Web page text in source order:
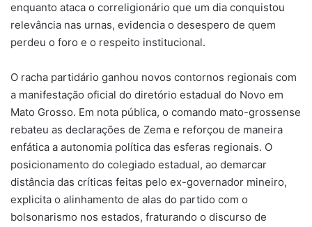
enquanto ataca o correligionário que um dia conquistou
relevância nas urnas, evidencia o desespero de quem
perdeu o foro e o respeito institucional.
O racha partidário ganhou novos contornos regionais com
a manifestação oficial do diretório estadual do Novo em
Mato Grosso. Em nota pública, o comando mato-grossense
rebateu as declarações de Zema e reforçou de maneira
enfática a autonomia política das esferas regionais. O
posicionamento do colegiado estadual, ao demarcar
distância das críticas feitas pelo ex-governador mineiro,
explicita o alinhamento de alas do partido com o
bolsonarismo nos estados, fraturando o discurso de